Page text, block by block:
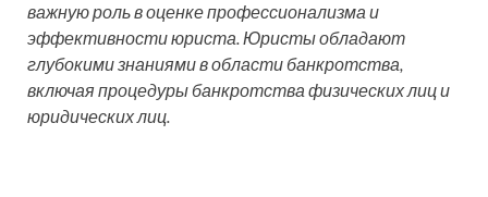
важную роль в оценке профессионализма и
эффективности юриста. Юристы обладают
глубокими знаниями в области банкротства,
включая процедуры банкротства физических лиц и
юридических лиц.